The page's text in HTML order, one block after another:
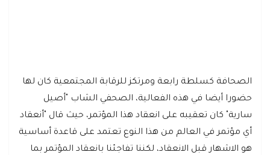
الصحافة كسلطة رابعة ومرتكز للرقابة المجتمعية كان لها
حضورا أيضا في هذه الفعالية، الصحفي الشاب "أصيل
سارية" كان تعقيبه على انعقاد هذا المؤتمر، حيث قال "أنعقاد
أي مؤتمر في العالم من هذا النوع تعتمد على قاعدة أساسية
هو الاشهار قبل الانعقاد، لكننا تفاجئنا بانعقاد المؤتمر بما